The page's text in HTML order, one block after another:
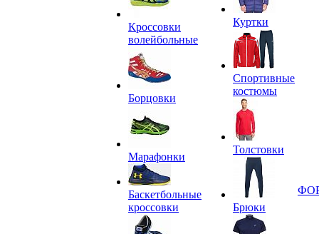
Кроссовки
волейбольные
Борцовки
Марафонки
Баскетбольные
кроссовки
Куртки
Спортивные
костюмы
Толстовки
Брюки